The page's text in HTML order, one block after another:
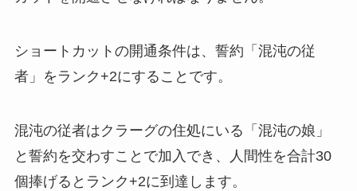
ショートカットの開通条件は、誓約「混沌の従
者」をランク+2にすることです。
混沌の従者はクラーグの住処にいる「混沌の娘」
と誓約を交わすことで加入でき、人間性を合計30
個捧げるとランク+2に到達します。